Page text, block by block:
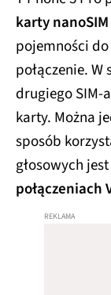
Nothing
Phone (3a)
Nubia Air
OPPO Reno10
Pro 5G
OPPO Reno12
Pro 5G
Realme 14 5G
Realme 14 Pro
karty nanoSIM
pojemności do
połączenie.
drugiego SIM-
karty. Można
sposób
głosowych
połączeniach